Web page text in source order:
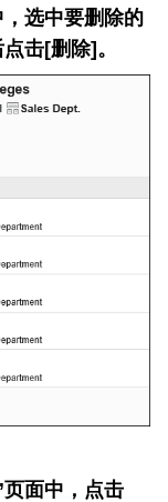
选中要删除的
击[删除]。
面中，点击